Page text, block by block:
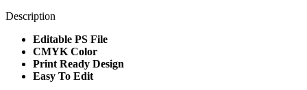
Description
Editable PS File
CMYK Color
Print Ready Design
Easy To Edit